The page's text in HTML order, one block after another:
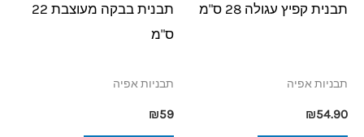
תבנית קפיץ עגולה 28 ס"מ
תבניות אפיה
₪54.90
תבנית בבקה מעוצבת 22
ס"מ
תבניות אפיה
₪59